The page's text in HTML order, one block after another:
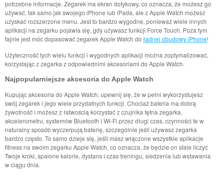
potrzebne informacje. Zegarek ma ekran dotykowy, co oznacza, że możesz go
używać, tak samo jak swojego iPhone lub iPada, ale z Apple Watch możesz
uzyskać rozszerzone menu. Jest to bardzo wygodne, ponieważ wiele innych
aplikacji na zegarku pojawia się, gdy używasz funkcji Force Touch. Poza tym
fajnie jest móc dopasować zegarek Apple Watch do ładnej obudowy iPhone!
Użyteczność tych wielu funkcji i wygodnych aplikacji można zoptymalizować,
korzystając z zegarka z odpowiednimi akcesoriami do Apple Watch.
Najpopularniejsze akcesoria do Apple Watch
Kupując akcesoria do Apple Watch, upewnij się, że w pełni wykorzystujesz
swój zegarek i jego wiele przydatnych funkcji. Chociaż bateria ma dobrą
żywotność i możesz z łatwością korzystać z czujnika tętna zegarka,
akcelerometru, systemów Bluetooth i Wi-Fi przez długi czas, czynności te w
naturalny sposób wyczerpują baterię, szczególnie jeśli używasz zegarka
bardzo często. To samo dzieje się, jeśli masz włączone wszystkie aplikacje
fitness na swoim zegarku Apple Watch, co oznacza, że ​​będzie on stale liczyć
Twoje kroki, spalone kalorie, dystans i czas treningu, siedzenia lub wstawania
w ciągu dnia.